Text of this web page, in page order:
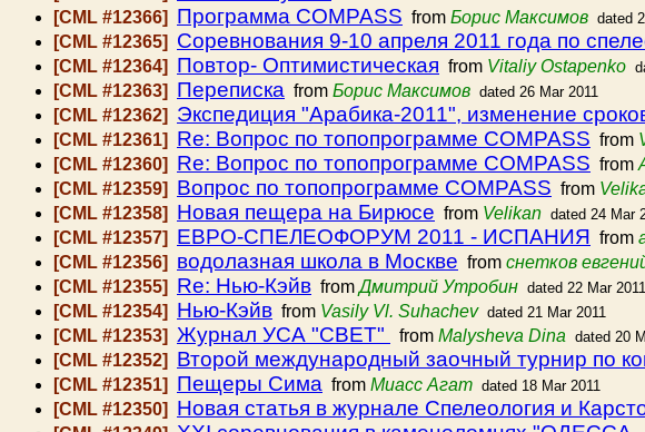
[CML #12366] Программа COMPASS from Борис Максимов dated
[CML #12365] Соревнования 9-10 апреля 2011 года по
[CML #12364] Повтор- Оптимистическая from Vitaliy Ostapenko
[CML #12363] Переписка from Борис Максимов dated 26 Mar 2011
[CML #12362] Экспедиция "Арабика-2011", изменение
[CML #12361] Re: Вопрос по топопрограмме COMPASS from
[CML #12360] Re: Вопрос по топопрограмме COMPASS from
[CML #12359] Вопрос по топопрограмме COMPASS from
[CML #12358] Новая пещера на Бирюсе from Velikan dated 24 Mar
[CML #12357] EBPO-СПЕЛЕОФОРУМ 2011 - ИСПАНИЯ from
[CML #12356] водолазная школа в Москве from снетков
[CML #12355] Re: Нью-Кэйв fromДмитрий Утробин dated 22 Mar 2011
[CML #12354] Нью-Кэйв from Vasily Vl. Suhachev dated 21 Mar 2011
[CML #12353] Журнал УСА "СВЕТ" from Malysheva Dina dated 20
[CML #12352] Второй международный заочный турнир по
[CML #12351] Пещеры Сима from Миасс Агат dated 18 Mar 2011
[CML #12350] Новая статья в журнале Спелеология и